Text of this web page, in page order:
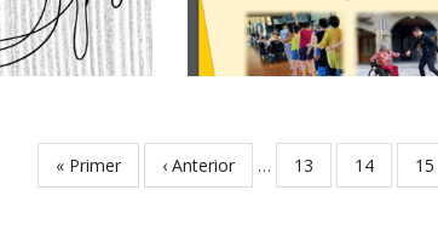
Altres
First
page
« Primer
Previous
page
‹ Anterior … Page
13 Page
14 15